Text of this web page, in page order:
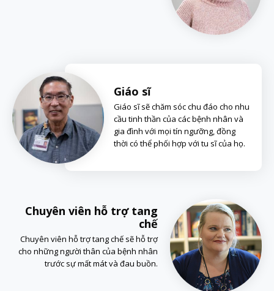
Giáo sĩ
Giáo sĩ sẽ chăm sóc chu đáo cho nhu
cầu tinh thần của các bệnh nhân và
gia đình với mọi tín ngưỡng, đồng
thời có thể phối hợp với tu sĩ của họ.
Chuyên viên hỗ trợ tang
chế
Chuyên viên hỗ trợ tang chế sẽ hỗ trợ
cho những người thân của bệnh nhân
trước sự mất mát và đau buồn.